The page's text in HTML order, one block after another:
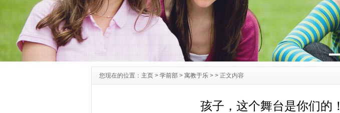
您现在的位置： 主页 > 学前部 > 寓教于乐 > > 正文内容
孩子，这个舞台是你们的！